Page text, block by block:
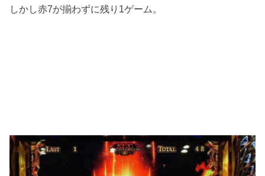
しかし赤7が揃わずに残り1ゲーム。